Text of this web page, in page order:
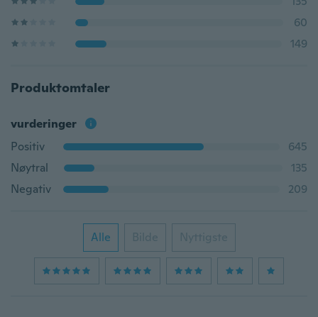
60
149
Produktomtaler
vurderinger
Positiv
645
Nøytral
135
Negativ
209
Alle Bilde Nyttigste